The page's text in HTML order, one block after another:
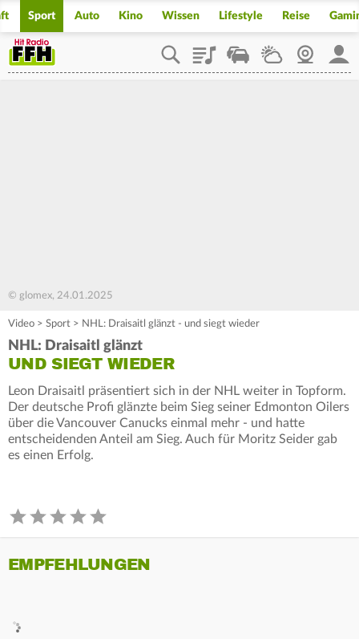
Sport Auto Kino Wissen Lifestyle Reise
PlaylistStaupilotWetterWebcam
© glomex, 24.01.2025
Video > Sport > NHL: Draisaitl glänzt - und siegt wieder
NHL: Draisaitl glänzt
UND SIEGT WIEDER
Leon Draisaitl präsentiert sich in der NHL weiter in Topform.
Der deutsche Profi glänzte beim Sieg seiner Edmonton Oilers
über die Vancouver Canucks einmal mehr - und hatte
entscheidenden Anteil am Sieg. Auch für Moritz Seider gab
es einen Erfolg.
EMPFEHLUNGEN